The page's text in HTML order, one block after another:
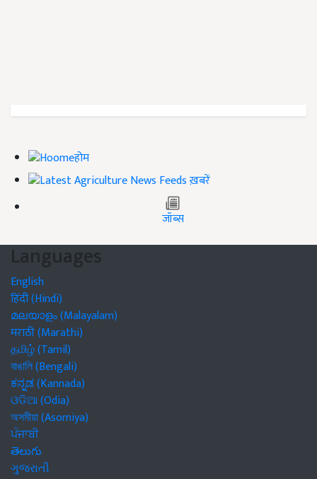
होम
ख़बरें
जॉब्स
Languages
English
हिंदी (Hindi)
മലയാളം (Malayalam)
मराठी (Marathi)
தமிழ் (Tamil)
বাঙালি (Bengali)
ಕನ್ನಡ (Kannada)
ଓଡିଆ (Odia)
অসমীয়া (Asomiya)
ਪੰਜਾਬੀ
తెలుగు
ગુજરાતી